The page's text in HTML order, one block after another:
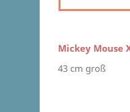
Mickey Mouse
43 cm groß